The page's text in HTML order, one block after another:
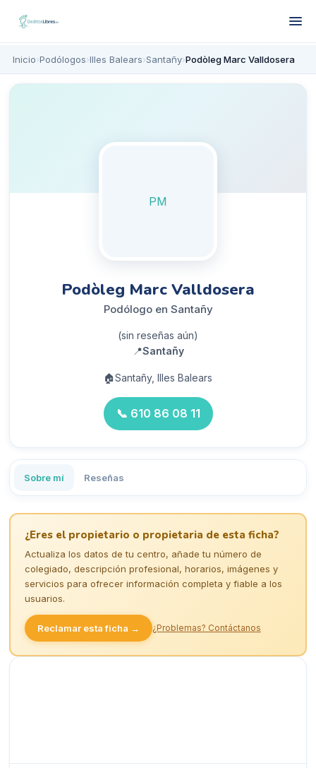
Inicio›Podólogos›Illes Balears›Santañy›Podòleg Marc Valldosera
PM
Podòleg Marc Valldosera
Podólogo en Santañy
(sin reseñas aún)
📍Santañy
🏠Santañy, Illes Balears
📞 610 86 08 11
Sobre mí Reseñas
¿Eres el propietario o propietaria de esta ficha?
Actualiza los datos de tu centro, añade tu número de
colegiado, descripción profesional, horarios, imágenes y
servicios para ofrecer información completa y fiable a los
usuarios.
Reclamar esta ficha → ¿Problemas? Contáctanos